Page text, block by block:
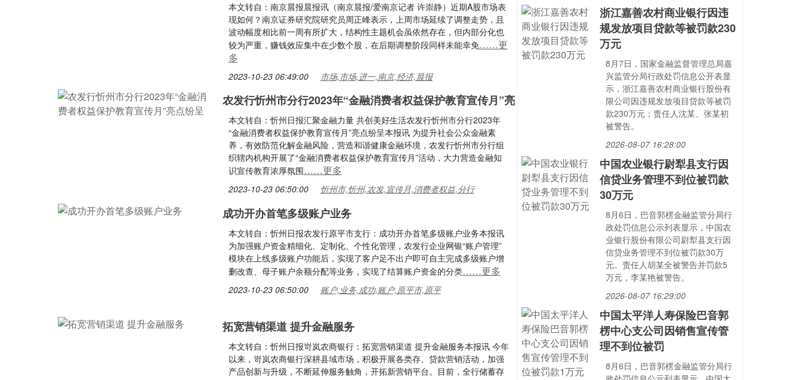
本文转自：南京晨报晨报讯（南京晨报/爱南京记者 许崇静）近期A股市场表
现如何？南京证券研究院研究员周正峰表示，上周市场延续了调整走势，且
波动幅度相比前一周有所扩大，结构性主题机会虽依然存在，但内部分化也
较为严重，赚钱效应集中在少数个股，在后期调整阶段同样未能幸免……更
多
2023-10-23 06:49:00 市场,市场,进一,南京,经济,晨报
农发行忻州市分行2023年“金融消费者权益保护教育宣传月”亮
本文转自：忻州日报汇聚金融力量 共创美好生活农发行忻州市分行2023年
“金融消费者权益保护教育宣传月”亮点纷呈本报讯 为提升社会公众金融素
养，有效防范化解金融风险，营造和谐健康金融环境，农发行忻州市分行组
织辖内机构开展了“金融消费者权益保护教育宣传月”活动，大力营造金融知
识宣传教育浓厚氛围……更多
2023-10-23 06:50:00 忻州市,忻州,农发,宣传月,消费者权益,分行
成功开办首笔多级账户业务
本文转自：忻州日报农发行原平市支行：成功开办首笔多级账户业务本报讯
为加强账户资金精细化、定制化、个性化管理，农发行企业网银“账户管理”
模块在上线多级账户功能后，实现了客户足不出户即可自主完成多级账户增
删改查、母子账户余额分配等业务，实现了结算账户资金的分类……更多
2023-10-23 06:50:00 账户,业务,成功,账户,原平市,原平
拓宽营销渠道 提升金融服务
本文转自：忻州日报岢岚农商银行：拓宽营销渠道 提升金融服务本报讯 今年
以来，岢岚农商银行深耕县域市场，积极开展各类存、贷款营销活动，加强
产品创新与升级，不断延伸服务触角，开拓新营销平台。目前，全行储蓄存
浙江嘉善农村商业银行因违
规发放项目贷款等被罚款230
万元
8月7日，国家金融监督管理总局嘉
兴监管分局行政处罚信息公开表显
示，浙江嘉善农村商业银行股份有
限公司因违规发放项目贷款等被罚
款230万元；责任人沈某、张某初
被警告。
2026-08-07 16:28:00
中国农业银行尉犁县支行因
信贷业务管理不到位被罚款
30万元
8月6日，巴音郭楞金融监管分局行
政处罚信息公示列表显示，中国农
业银行股份有限公司尉犁县支行因
信贷业务管理不到位被罚款30万
元。责任人胡某全被警告并罚款5
万元，李某艳被警告。
2026-08-07 16:29:00
中国太平洋人寿保险巴音郭
楞中心支公司因销售宣传管
理不到位被罚
8月6日，巴音郭楞金融监管分局行